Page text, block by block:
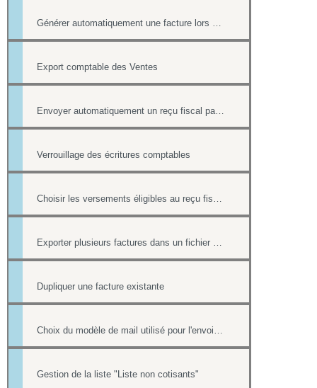
Générer automatiquement une facture lors d'une vente dans la boutique
Export comptable des Ventes
Envoyer automatiquement un reçu fiscal par mail lors d'une réponse à un formulaire en ligne
Verrouillage des écritures comptables
Choisir les versements éligibles au reçu fiscal
Exporter plusieurs factures dans un fichier pdf
Dupliquer une facture existante
Choix du modèle de mail utilisé pour l'envoi des factures
Gestion de la liste "Liste non cotisants"